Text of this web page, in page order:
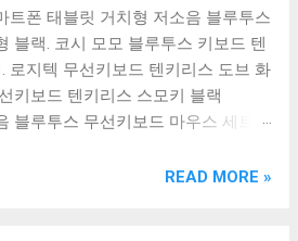
트폰 태블릿 거치형 저소음 블루투스
블랙. 코시 모모 블루투스 키보드 텐
로지텍 무선키보드 텐키리스 도브 화
키보드 텐키리스 스모키 블랙
블루투스 무선키보드 마우스 세트
. 코시 베이직 블루투스 키보드
READ MORE »